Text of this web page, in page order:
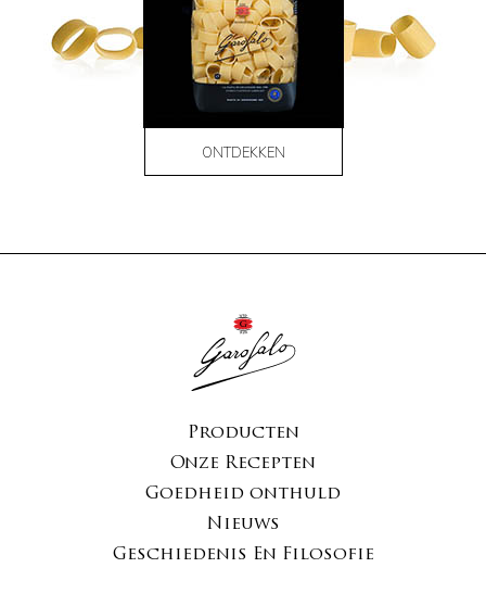
ONTDEKKEN
Producten
Onze Recepten
Goedheid onthuld
Nieuws
Geschiedenis En Filosofie